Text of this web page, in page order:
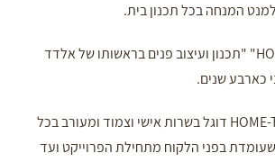
המנחה בכל תכנון בית.
משרד HOME-TAILOR" "תכנון ועיצוב פנים בראשותו של אלדד
כארבע שנים.
צוות משרד HOME-TAILOR דוגל בשרות אישי וצמוד ומעורב בכל
בפני הלקוח מתחילת הפרוייקט ועד